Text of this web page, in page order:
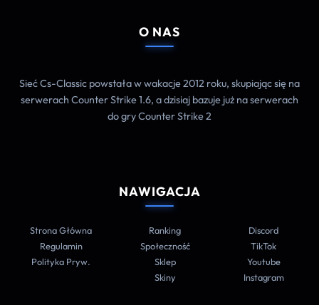
O NAS
Sieć Cs-Classic powstała w wakacje 2012 roku, skupiając się na
serwerach Counter Strike 1.6, a dzisiaj bazuje już na serwerach
do gry Counter Strike 2
NAWIGACJA
Strona Główna
Regulamin
Polityka Pryw.
Ranking
Społeczność
Sklep
Skiny
Discord
TikTok
Youtube
Instagram